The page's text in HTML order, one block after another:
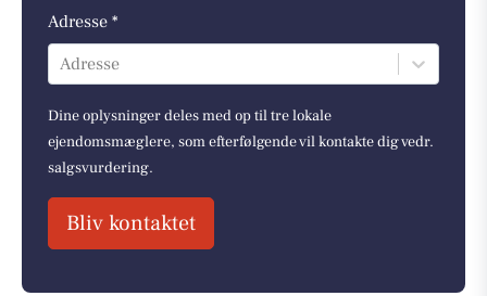
Adresse *
Adresse
Dine oplysninger deles med op til tre lokale
ejendomsmæglere, som efterfølgende vil kontakte dig vedr.
salgsvurdering.
Bliv kontaktet